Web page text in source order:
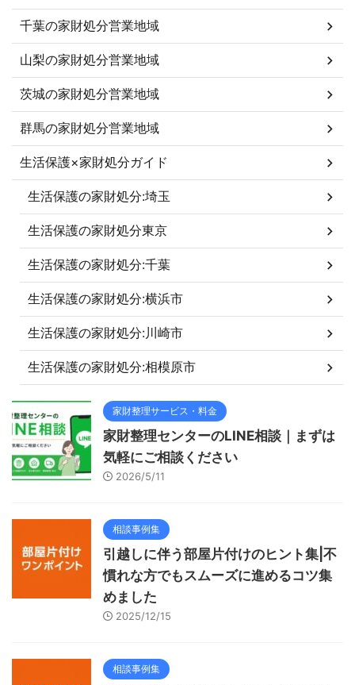
千葉の家財処分営業地域
山梨の家財処分営業地域
茨城の家財処分営業地域
群馬の家財処分営業地域
生活保護×家財処分ガイド
生活保護の家財処分:埼玉
生活保護の家財処分東京
生活保護の家財処分:千葉
生活保護の家財処分:横浜市
生活保護の家財処分:川崎市
生活保護の家財処分:相模原市
家財整理サービス・料金
家財整理センターのLINE相談｜まずは
気軽にご相談ください
2026/5/11
相談事例集
引越しに伴う部屋片付けのヒント集|不
慣れな方でもスムーズに進めるコツ集
めました
2025/12/15
相談事例集